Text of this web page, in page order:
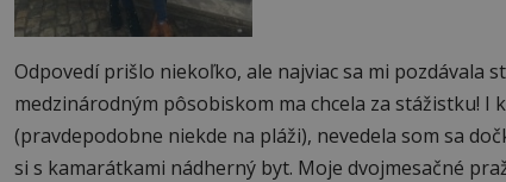
Odpovedí prišlo niekoľko, ale najviac sa mi pozdávala
medzinárodným pôsobiskom ma chcela za stážistku!
(pravdepodobne niekde na pláži), nevedela som sa
si s kamarátkami nádherný byt. Moje dvojmesačné